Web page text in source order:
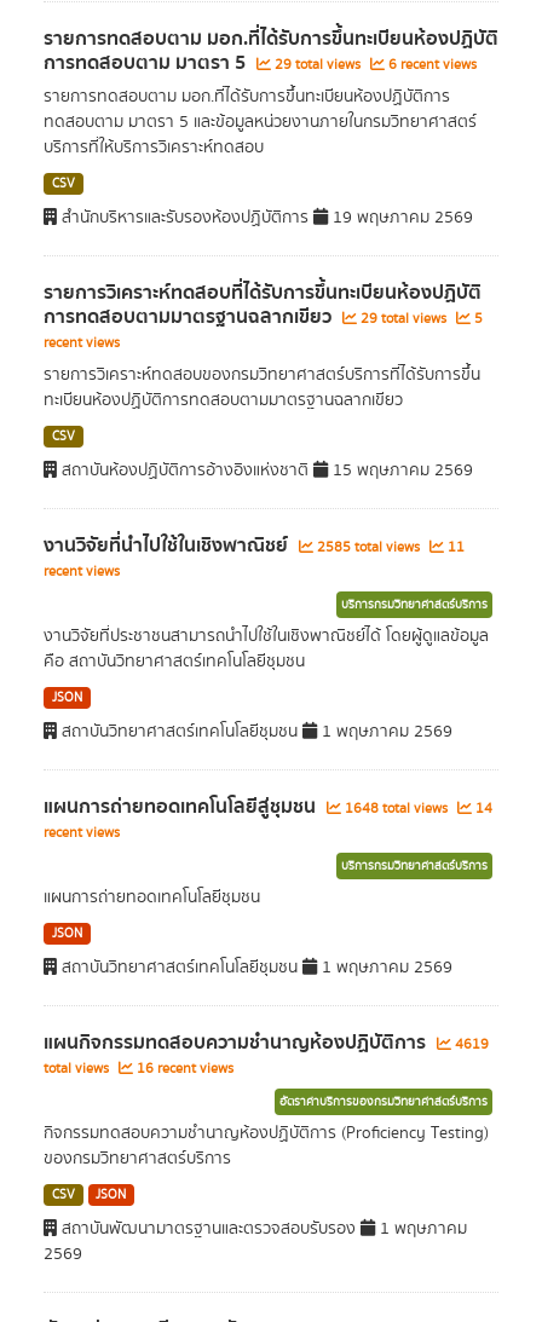
รายการทดสอบตาม มอก.ที่ได้รับการขึ้นทะเบียนห้องปฏิบัติ
การทดสอบตาม มาตรา 5 29 total views 6 recent views
รายการทดสอบตาม มอก.ที่ได้รับการขึ้นทะเบียนห้องปฏิบัติการ
ทดสอบตาม มาตรา 5 และข้อมูลหน่วยงานภายในกรมวิทยาศาสตร์
บริการที่ให้บริการวิเคราะห์ทดสอบ
CSV
สำนักบริหารและรับรองห้องปฏิบัติการ 19 พฤษภาคม 2569
รายการวิเคราะห์ทดสอบที่ได้รับการขึ้นทะเบียนห้องปฏิบัติ
การทดสอบตามมาตรฐานฉลากเขียว 29 total views
5
recent views
รายการวิเคราะห์ทดสอบของกรมวิทยาศาสตร์บริการที่ได้รับการขึ้น
ทะเบียนห้องปฏิบัติการทดสอบตามมาตรฐานฉลากเขียว
CSV
สถาบันห้องปฏิบัติการอ้างอิงแห่งชาติ 15 พฤษภาคม 2569
งานวิจัยที่นำไปใช้ในเชิงพาณิชย์ 2585 total views
11
recent views
บริการกรมวิทยาศาสตร์บริการ
งานวิจัยที่ประชาชนสามารถนำไปใช้ในเชิงพาณิชย์ได้ โดยผู้ดูแลข้อมูล
คือ สถาบันวิทยาศาสตร์เทคโนโลยีชุมชน
JSON
สถาบันวิทยาศาสตร์เทคโนโลยีชุมชน 1 พฤษภาคม 2569
แผนการถ่ายทอดเทคโนโลยีสู่ชุมชน 1648 total views
14
recent views
บริการกรมวิทยาศาสตร์บริการ
แผนการถ่ายทอดเทคโนโลยีชุมชน
JSON
สถาบันวิทยาศาสตร์เทคโนโลยีชุมชน 1 พฤษภาคม 2569
แผนกิจกรรมทดสอบความชำนาญห้องปฏิบัติการ
4619
total views
16 recent views
อัตราค่าบริการของกรมวิทยาศาสตร์บริการ
กิจกรรมทดสอบความชำนาญห้องปฏิบัติการ (Proficiency Testing)
ของกรมวิทยาศาสตร์บริการ
CSV JSON
สถาบันพัฒนามาตรฐานและตรวจสอบรับรอง
1 พฤษภาคม
2569